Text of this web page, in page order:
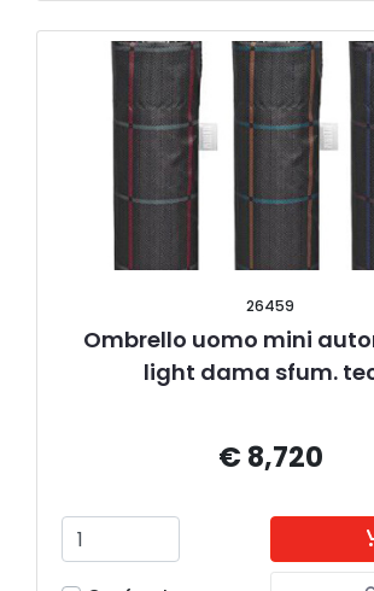
26459
Ombrello uomo mini
light dama sfum.
€ 8,720